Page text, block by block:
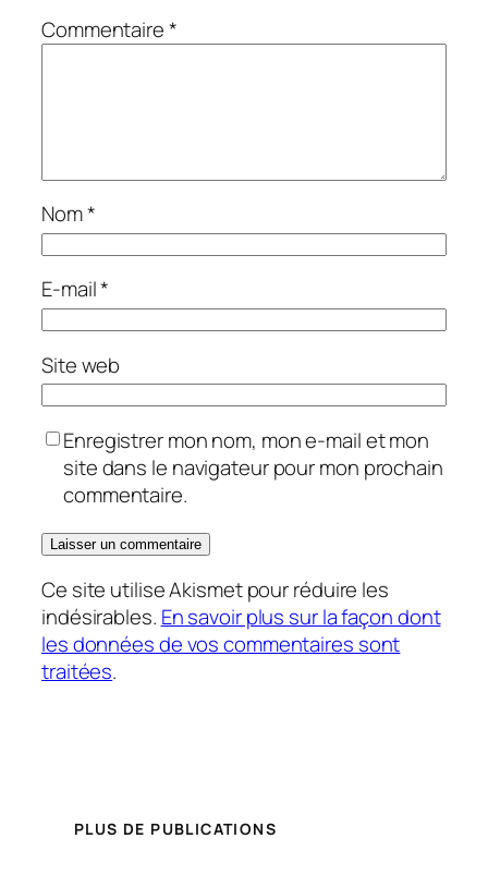
Commentaire*
Nom*
E-mail*
Site web
Enregistrer mon nom, mon e-mail et mon
site dans le navigateur pour mon prochain
commentaire.
Ce site utilise Akismet pour réduire les
indésirables. En savoir plus sur la façon dont
les données de vos commentaires sont
traitées.
PLUS DE PUBLICATIONS